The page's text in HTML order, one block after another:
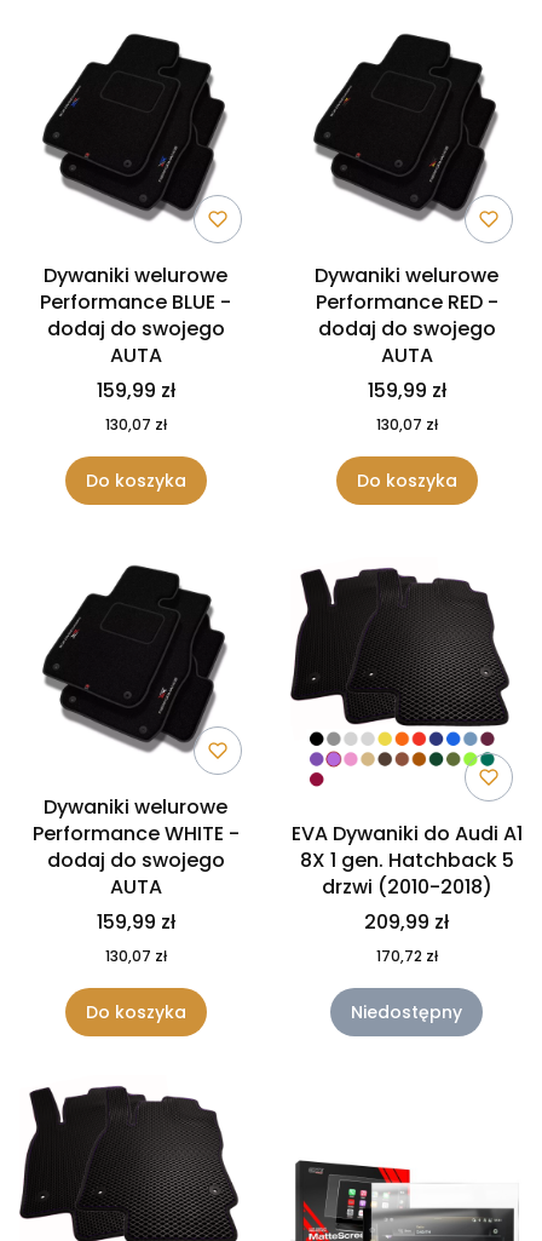
Dywaniki welurowe
Performance BLUE -
dodaj do swojego
AUTA
159,99 zł
130,07 zł
Do koszyka
Dywaniki welurowe
Performance RED -
dodaj do swojego
AUTA
159,99 zł
130,07 zł
Do koszyka
Dywaniki welurowe
Performance WHITE -
dodaj do swojego
AUTA
159,99 zł
130,07 zł
Do koszyka
EVA Dywaniki do Audi A1
8X 1 gen. Hatchback 5
drzwi (2010-2018)
209,99 zł
170,72 zł
Niedostępny